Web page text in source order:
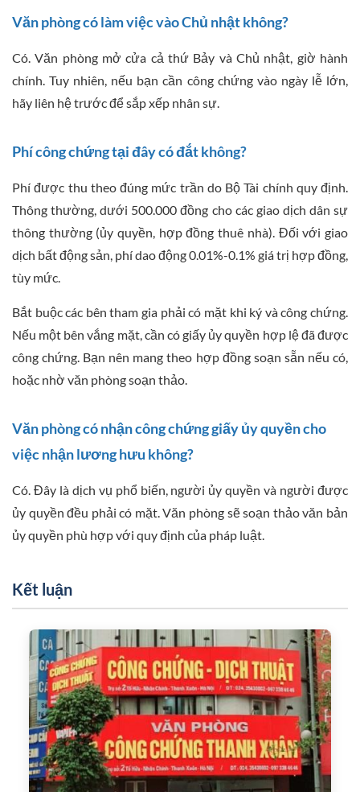
Văn phòng có làm việc vào Chủ nhật không?
Có. Văn phòng mở cửa cả thứ Bảy và Chủ nhật, giờ hành
chính. Tuy nhiên, nếu bạn cần công chứng vào ngày lễ lớn,
hãy liên hệ trước để sắp xếp nhân sự.
Phí công chứng tại đây có đắt không?
Phí được thu theo đúng mức trần do Bộ Tài chính quy định.
Thông thường, dưới 500.000 đồng cho các giao dịch dân sự
thông thường (ủy quyền, hợp đồng thuê nhà). Đối với giao
dịch bất động sản, phí dao động 0.01%-0.1% giá trị hợp đồng,
tùy mức.
Bắt buộc các bên tham gia phải có mặt khi ký và công chứng.
Nếu một bên vắng mặt, cần có giấy ủy quyền hợp lệ đã được
công chứng. Bạn nên mang theo hợp đồng soạn sẵn nếu có,
hoặc nhờ văn phòng soạn thảo.
Văn phòng có nhận công chứng giấy ủy quyền cho
việc nhận lương hưu không?
Có. Đây là dịch vụ phổ biến, người ủy quyền và người được
ủy quyền đều phải có mặt. Văn phòng sẽ soạn thảo văn bản
ủy quyền phù hợp với quy định của pháp luật.
Kết luận